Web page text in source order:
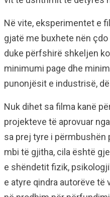
Në vite, eksperimentet e
gjatë me buxhete nën
duke përfshirë shkeljen
minimumi page dhe
punonjësit e industrisë,
Nuk dihet sa filma kanë
projekteve të aprovuar
sa prej tyre i përmbushën
mbi të gjitha, cila është
e shëndetit fizik,
e atyre qindra autorëve të